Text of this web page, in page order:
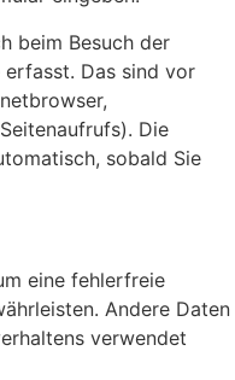
beim Besuch der
erfasst. Das sind vor
Die
sobald Sie
eine fehlerfreie
Andere Daten
verwendet